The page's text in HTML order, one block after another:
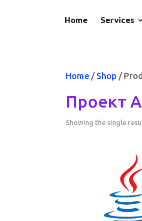
Home Services
Home / Shop /
Проект
Showing the single